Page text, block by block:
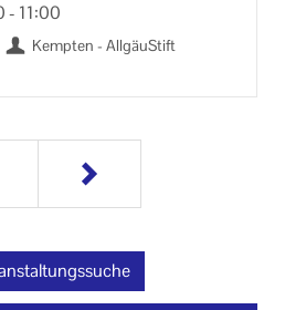
- 11:00
Kemp­ten - All­gäu­Stift